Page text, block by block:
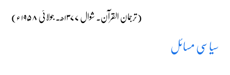
(ترجمان القرآن۔ شوال ۱۳۷۷ھ۔ جولائی ۱۹۵۸ء)
سیاسی مسائل